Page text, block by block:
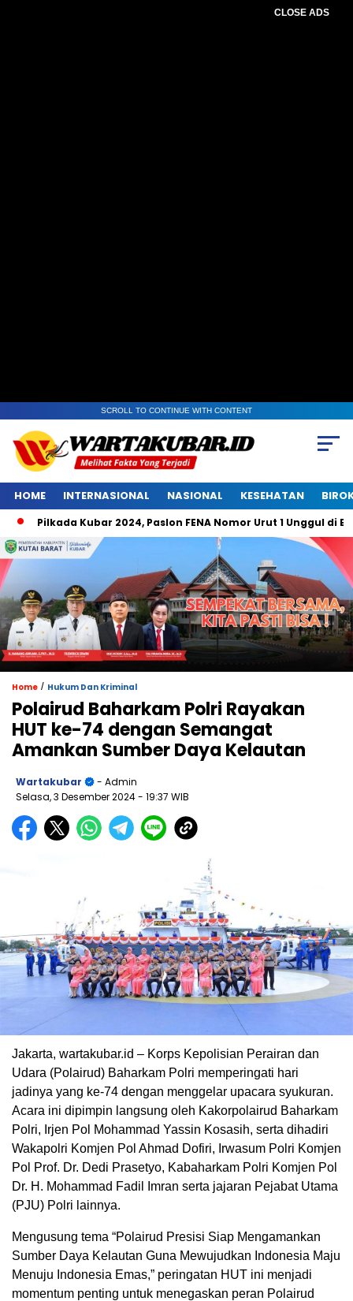
CLOSE ADS
SCROLL TO CONTINUE WITH CONTENT
HOME INTERNASIONAL NASIONAL KESEHATAN
Pilkada Kubar 2024, Paslon FENA Nomor Urut 1 Unggul di
Home / Hukum Dan Kriminal
Polairud Baharkam Polri Rayakan
HUT ke-74 dengan Semangat
Amankan Sumber Daya Kelautan
Wartakubar
- Admin
Selasa, 3 Desember 2024- 19:37 WIB
Jakarta, wartakubar.id – Korps Kepolisian Perairan dan
Udara (Polairud) Baharkam Polri memperingati hari
jadinya yang ke-74 dengan menggelar upacara syukuran.
Acara ini dipimpin langsung oleh Kakorpolairud Baharkam
Polri, Irjen Pol Mohammad Yassin Kosasih, serta dihadiri
Wakapolri Komjen Pol Ahmad Dofiri, Irwasum Polri Komjen
Pol Prof. Dr. Dedi Prasetyo, Kabaharkam Polri Komjen Pol
Dr. H. Mohammad Fadil Imran serta jajaran Pejabat Utama
(PJU) Polri lainnya.
Mengusung tema “Polairud Presisi Siap Mengamankan
Sumber Daya Kelautan Guna Mewujudkan Indonesia Maju
Menuju Indonesia Emas,” peringatan HUT ini menjadi
momentum penting untuk menegaskan peran Polairud